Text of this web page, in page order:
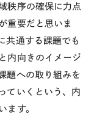
秩序の確保に力点
重要だと思いま
共通する課題でも
内向きのイメージ
題への取り組みを
ていくという、内
ます。